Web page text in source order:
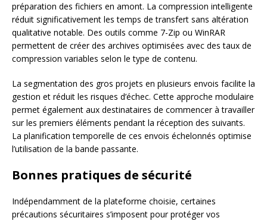
préparation des fichiers en amont. La compression intelligente
réduit significativement les temps de transfert sans altération
qualitative notable. Des outils comme 7-Zip ou WinRAR
permettent de créer des archives optimisées avec des taux de
compression variables selon le type de contenu.
La segmentation des gros projets en plusieurs envois facilite la
gestion et réduit les risques d’échec. Cette approche modulaire
permet également aux destinataires de commencer à travailler
sur les premiers éléments pendant la réception des suivants.
La planification temporelle de ces envois échelonnés optimise
l’utilisation de la bande passante.
Bonnes pratiques de sécurité
Indépendamment de la plateforme choisie, certaines
précautions sécuritaires s’imposent pour protéger vos